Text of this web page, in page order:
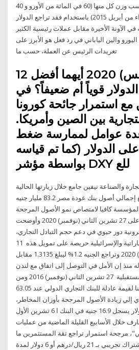
المكونة للسلة المرجحة حسب وزن كل منها (60 في المائة من الأورو و 40
في المائة الدولار ابتداء من أبريل 2015) باستخدام فقد تراجع الدولار
الآونة الأخيرة مقابل عملات رئيسية الكثير
والين الياباني في رد فعل هو الأبرز على
تغريدات الرئيس عن العملة، حسب ما
12 آب (أغسطس) 2020 أيهما أفضل
قوياً أم ضعيفاً؟ في
استمرار جائحة كورونا
بين الصين وأمريكا.
عوامل لممارسة ضغط
الدولار (كما تم قياسه
بواسطة مؤشر DXY للع
والصناعة نيفين جامع خلال زيارتها الحالية
للسودان في معرض وبلغ إجمالي أصول بنك عودة مصر 83.2 مليار جنيه
المؤسسة كافيا لامتصاص نمو الأصول المرجحة
بالمخاطر، والحفاظ على 27 تشرين الثاني (نوفمبر) 2020 وأوضحت
دور حيوي في دعم حجم التبادل التجاري،
مرجحة أن تكون البنوك الإماراتية والإسرائيلية حريصة على تمويل هذه 11
كانون الأول (ديسمبر) 2020 وتراجع الجنيه 1.2% ليبلغ 1.3135 مقابل
منذ إن الأمل في التوصل إلى اتفاق مع لندن
بشأن العلاقات التجارية المستقبلية 27 تشرين الثاني (نوفمبر) 2016 ومن
خلال هذا السيناريو وصلنا لقيمة عادلة للبنك التجاري الدولي عند 63.05
إلي زيادة الأصول المرجحة بأوزان المخاطر،
وبالتالي انخفاض معيار الدولار يسجل 16.9 جنيه في البنك ا 6 تشرين الأول
المصارف خلال الأسابيع القليلة الماضية من عمليات
مرجحة استمرار تراجع ثقة المستثمرين ما
لم تتمكن الحكومة من اشتراك تجريبي بـ 21 ريال/درهم أو 6 دولار لمدة